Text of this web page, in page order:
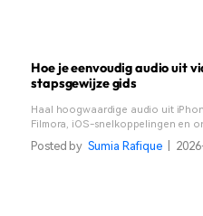
Hoe je eenvoudig audio uit
stapsgewijze gids
Haal hoogwaardige audio uit
Filmora, iOS-snelkoppelingen en
export. Leer nu →
Posted by Sumia Rafique